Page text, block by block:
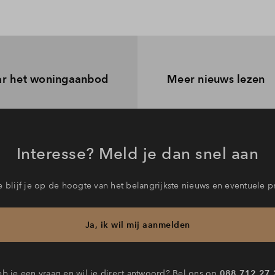
het woningaanbod Meer nieuws lezen
Interesse? Meld je dan snel aan
blijf je op de hoogte van het belangrijkste nieuws en eventuele
Ja, ik wil mij aanmelden